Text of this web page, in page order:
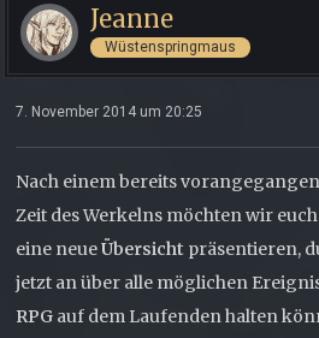
Jeanne
Wüstenspringmaus
7. November 2014 um 20:25
Nach einem bereits
Zeit des Werkelns möchten wir
eine neueÜbersicht präsentieren,
jetzt an über alle möglichen
RPG auf dem Laufenden halten